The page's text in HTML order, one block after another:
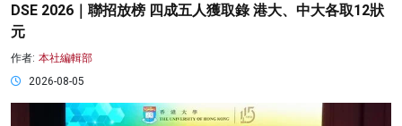
DSE 2026｜聯招放榜 四成五人獲取錄 港大、中大各取12狀
元
作者: 本社編輯部
2026-08-05